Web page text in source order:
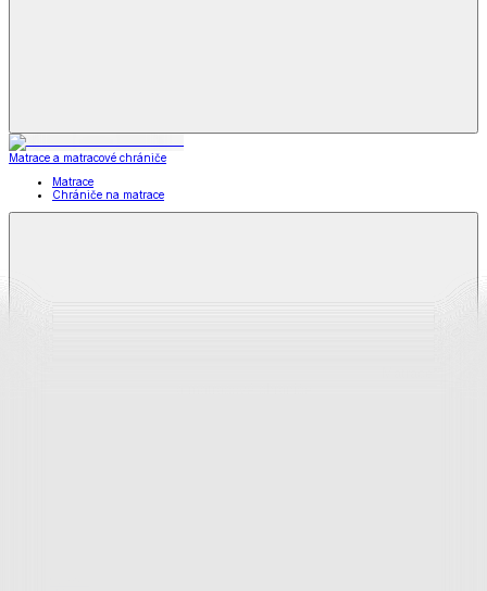
Matrace a matracové chrániče
Matrace
Chrániče na matrace